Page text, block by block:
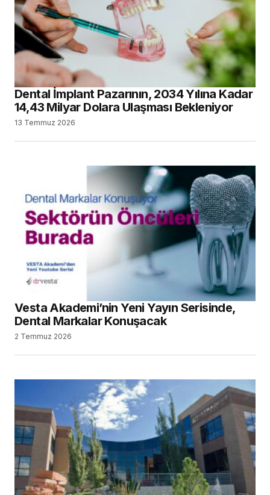
Dental İmplant Pazarının, 2034 Yılına Kadar
14,43 Milyar Dolara Ulaşması Bekleniyor
13 Temmuz 2026
Vesta Akademi’nin Yeni Yayın Serisinde,
Dental Markalar Konuşacak
2 Temmuz 2026